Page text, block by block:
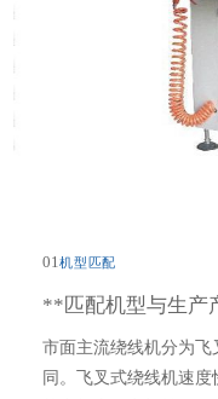
01机型匹配
**匹配机型与生产
市面主流绕线机分为
同。飞叉式绕线机速